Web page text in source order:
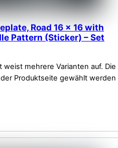
Road 16 x 16 with
Pattern (Sticker) – Set
weist mehrere Varianten auf. Die
Produktseite gewählt werden